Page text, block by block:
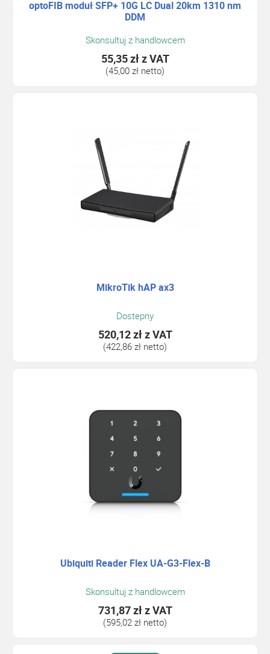
optoFIB moduł SFP+ 10G LC Dual 20km 1310 nm
DDM
Skonsultuj z handlowcem
55,35 złz VAT
(45,00 zł netto)
MikroTik hAP ax3
Dostepny
520,12 złz VAT
(422,86 zł netto)
Ubiquiti Reader Flex UA-G3-Flex-B
Skonsultuj z handlowcem
731,87 złz VAT
(595,02 zł netto)